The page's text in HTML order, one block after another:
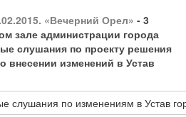
«Вечерний Орел» - 3
зале администрации города
слушания по проекту решения
внесении изменений в Устав
слушания по изменениям в Устав